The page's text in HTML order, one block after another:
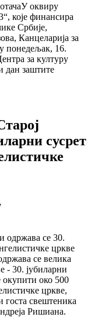
У оквиру
које финансира
Србије,
Канцеларија за
понедељак, 16.
за културу
дан заштите
сусрет
се велика
- 30. јубиларни
окупити око 500
цркве,
госта свештеника
Ришиана.